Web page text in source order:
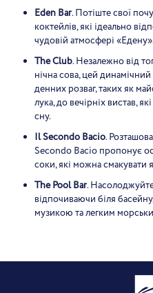
Eden Bar. Потіште свої
коктейлів, які ідеально
чудовій атмосфері
The Club. Незалежно від
нічна сова, цей
денних розваг, таких як
лука, до вечірніх вистав,
сну.
Il Secondo Bacio.
Secondo Bacio пропонує
соки, які можна смакувати
The Pool Bar.
відпочиваючи біля
музикою та легким